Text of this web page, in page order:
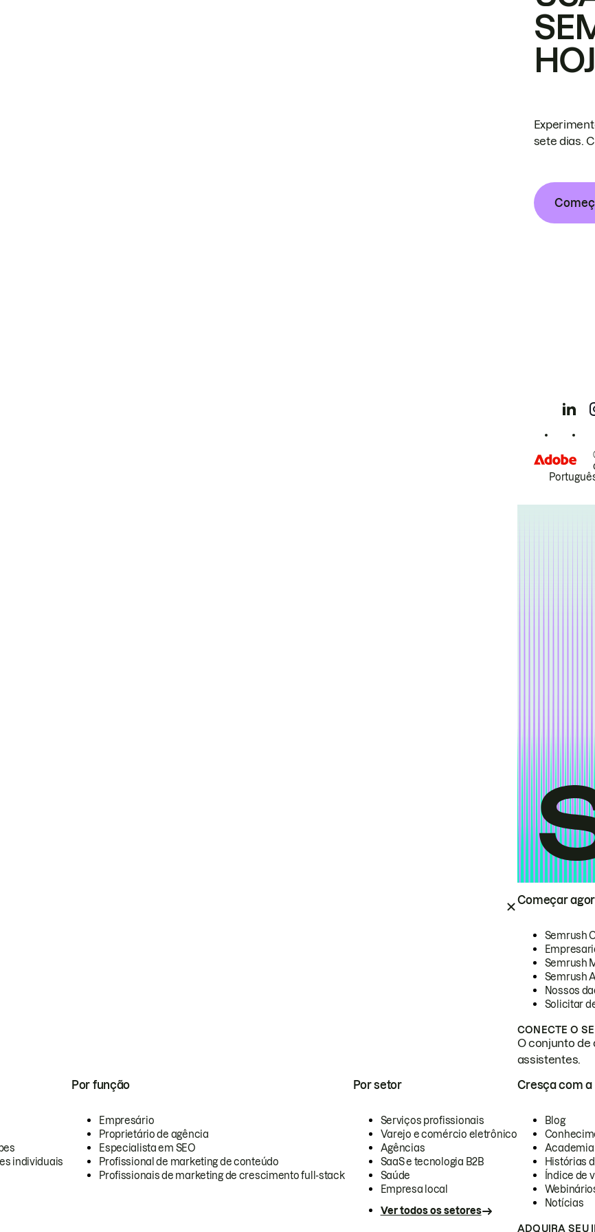
Começar
Semrush
Semrush
Semrush
Nossos
Solicitar
CONECTE O
O conjunto de
assistentes.
individuais
Por função
Empresário
Proprietário de agência
Especialista em SEO
Profissional de marketing de conteúdo
Profissionais de marketing de crescimento full-stack
Por setor
Serviços profissionais
Varejo e comércio eletrônico
Agências
SaaS e tecnologia B2B
Saúde
Empresa local
Ver todos os setores
Cresça com a
Blog
Academia
Histórias
Índice de
Notícias
ADQUIRA SEU
sete dias.